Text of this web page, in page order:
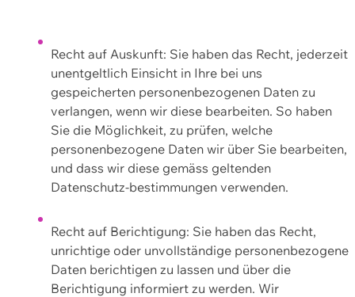
Recht auf Auskunft: Sie haben das Recht, jederzeit
unentgeltlich Einsicht in Ihre bei uns
gespeicherten personenbezogenen Daten zu
verlangen, wenn wir diese bearbeiten. So haben
Sie die Möglichkeit, zu prüfen, welche
personenbezogene Daten wir über Sie bearbeiten,
und dass wir diese gemäss geltenden
Datenschutz-bestimmungen verwenden.
Recht auf Berichtigung: Sie haben das Recht,
unrichtige oder unvollständige personenbezogene
Daten berichtigen zu lassen und über die
Berichtigung informiert zu werden. Wir